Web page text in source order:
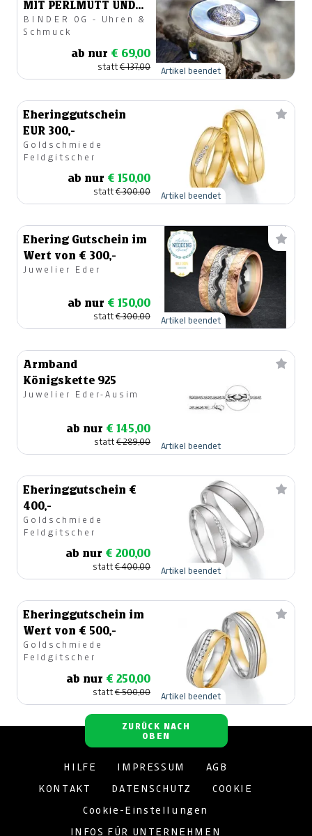
MIT PERLMUTT UND
ZIRCONIA
BINDER OG - Uhren &
Schmuck
ab nur € 69,00
statt€ 137,00 Artikel beendet
Eheringgutschein
EUR 300,-
Goldschmiede
Feldgitscher
ab nur € 150,00
statt€ 300,00 Artikel beendet
Ehering Gutschein im
Wert von € 300,-
Juwelier Eder
ab nur € 150,00
statt€ 300,00 Artikel beendet
Armband
Königskette 925
Juwelier Eder-Ausim
ab nur € 145,00
statt€ 289,00 Artikel beendet
Eheringgutschein €
400,-
Goldschmiede
Feldgitscher
ab nur € 200,00
statt€ 400,00 Artikel beendet
Eheringgutschein im
Wert von € 500,-
Goldschmiede
Feldgitscher
ab nur € 250,00
statt€ 500,00 Artikel beendet
ZURÜCK NACH
OBEN
HILFE IMPRESSUM AGB
KONTAKT DATENSCHUTZ COOKIE
Cookie-Einstellungen
INFOS FÜR UNTERNEHMEN